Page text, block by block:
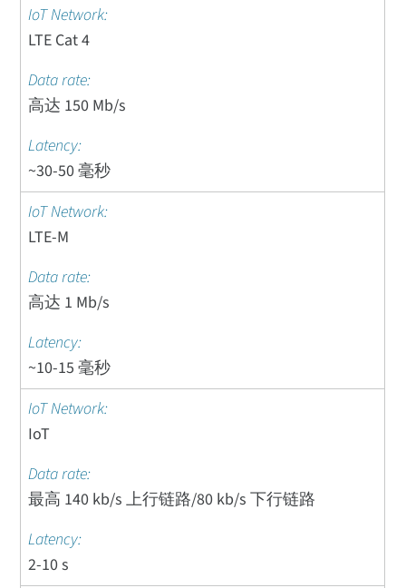
LTE Cat 4
高达 150 Mb/s
~30-50 毫秒
LTE-M
高达 1 Mb/s
~10-15 毫秒
IoT
最高 140 kb/s 上行链路/80 kb/s 下行链路
2-10 s